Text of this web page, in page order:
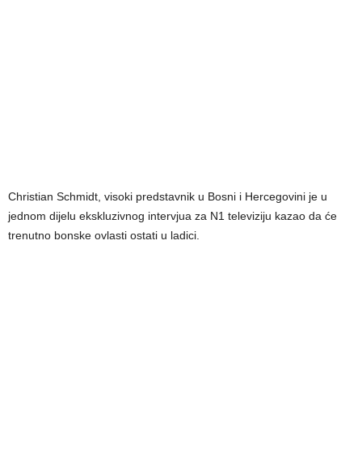
Christian Schmidt, visoki predstavnik u Bosni i Hercegovini je u
jednom dijelu ekskluzivnog intervjua za N1 televiziju kazao da će
trenutno bonske ovlasti ostati u ladici.